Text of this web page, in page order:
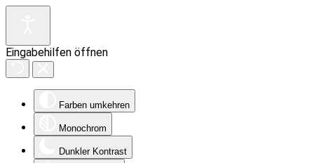
Eingabehilfen öffnen
Farben umkehren
Monochrom
Dunkler Kontrast